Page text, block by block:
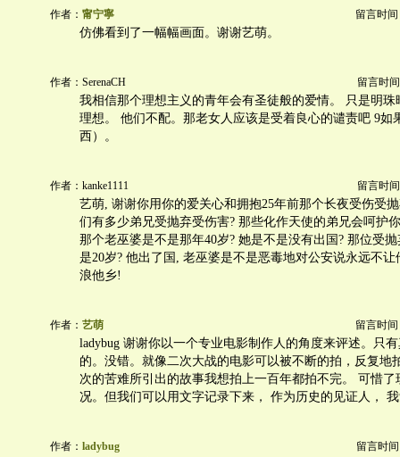
作者： 甯宁寧 留言时间
仿佛看到了一幅幅画面。谢谢艺萌。
作者：SerenaCH 留言时
我相信那个理想主义的青年会有圣徒般的爱情。 只是明珠
理想。 他们不配。那老女人应该是受着良心的谴责吧 9如
西）。
作者：kanke1111 留言时
艺萌, 谢谢你用你的爱关心和拥抱25年前那个长夜受伤受
们有多少弟兄受抛弃受伤害? 那些化作天使的弟兄会呵护
那个老巫婆是不是那年40岁? 她是不是没有出国? 那位受
是20岁? 他出了国, 老巫婆是不是恶毒地对公安说永远不
浪他乡!
作者： 艺萌 留言时间
ladybug 谢谢你以一个专业电影制作人的角度来评述。只
的。没错。就像二次大战的电影可以被不断的拍，反复地
次的苦难所引出的故事我想拍上一百年都拍不完。 可惜
况。但我们可以用文字记录下来， 作为历史的见证人，
作者： ladybug 留言时间